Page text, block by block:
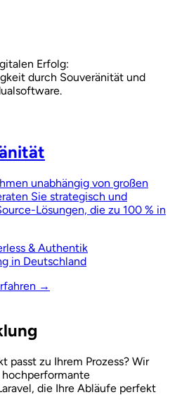
Erfolg:
durch Souveränität und
unabhängig von großen
Sie strategisch und
Lösungen, die zu 100 % in
& Authentik
in Deutschland
→
passt zu Ihrem Prozess? Wir
die Ihre Abläufe perfekt